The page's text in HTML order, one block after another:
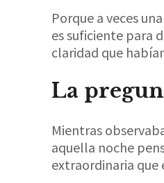
Porque a veces
es suficiente para
claridad que
La
Mientras
aquella noche
extraordinaria que